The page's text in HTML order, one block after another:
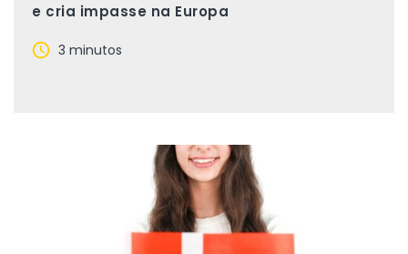
e cria impasse na Europa
3 minutos